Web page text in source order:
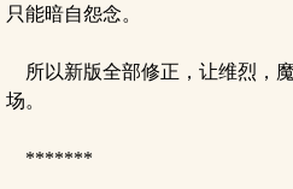
只能暗自怨念。
所以新版全部修正，让维烈，
场。
*******